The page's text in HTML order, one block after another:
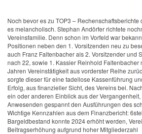
Noch bevor es zu TOP3 –
es melancholisch. Stephan Andörfer richtete
Vereinsfamilie. Denn schon im Vorfeld war
Positionen neben den 1. Vorsitzenden neu zu
auch Franz Faltenbacher als 2. Vorsitzender und
nach 22, sowie 1. Kassier Reinhold
Jahren Vereinstätigkeit aus vorderster Reihe
sorgte dieser für eine tadellose Kassenführung
Erfolg, aus finanzieller Sicht, des Vereins bei.
ein oder anderen Einblick aus der
Anwesenden gespannt den Ausführungen des
Wichtige Kennzahlen aus dem Finanzbericht:
Bargeldbestand konnte 2024 erhöht werden,
Beitragserhöhung aufgrund hoher Mitgliederzahl